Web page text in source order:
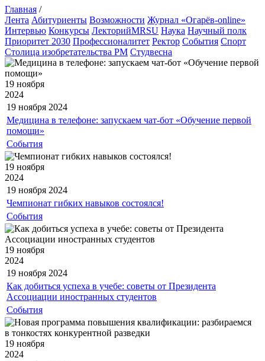
Главная /
Лента Абитуриенты Возможности Журнал «Огарёв-online»
Интервью Конкурсы ЛекторийMRSU Наука Научный полк
Приоритет 2030 Профессионалитет Ректор События Спорт
Столица изобретательства РМ Студвесна
19 ноября
2024
19 ноября 2024
Медицина в телефоне: запускаем чат-бот «Обучение первой
помощи»
События
19 ноября
2024
19 ноября 2024
Чемпионат гибких навыков состоялся!
События
19 ноября
2024
19 ноября 2024
Как добиться успеха в учебе: советы от Президента
Ассоциации иностранных студентов
События
19 ноября
2024